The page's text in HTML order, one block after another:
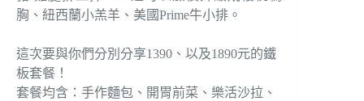
胸、紐西蘭小羔羊、美國Prime牛小排。
這次要與你們分別分享1390、以及1890元的鐵
板套餐！
套餐均含：手作麵包、開胃前菜、樂活沙拉、